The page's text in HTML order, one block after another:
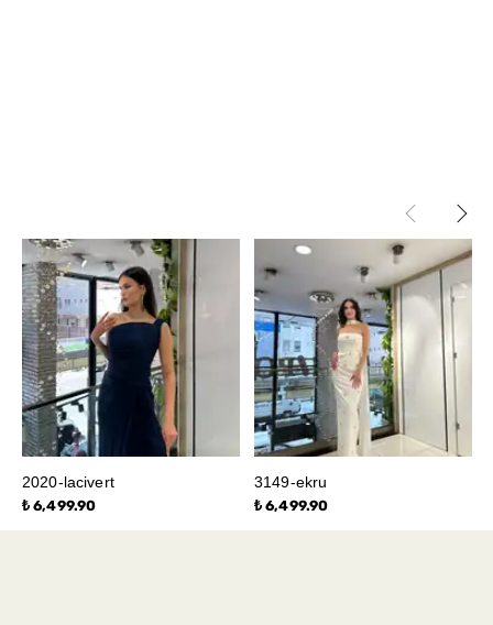
2020-lacivert
₺ 6,499.90
3149-ekru
₺ 6,499.90